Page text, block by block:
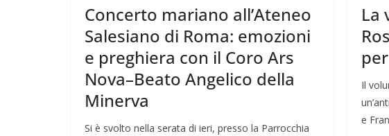
Concerto mariano all’Ateneo
Salesiano di Roma: emozioni
e preghiera con il Coro Ars
Nova–Beato Angelico della
Minerva
Si è svolto nella serata di ieri, presso la Parrocchia
La
Il
e